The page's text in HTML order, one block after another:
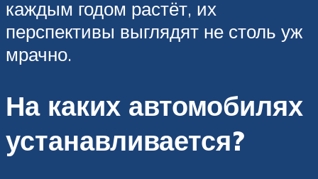
каждым годом растёт, их
перспективы выглядят не столь уж
мрачно.
На каких автомобилях
устанавливается?